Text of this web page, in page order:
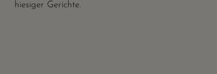
hiesiger Gerichte.